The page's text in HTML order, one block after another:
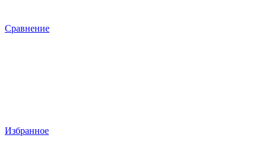
Сравнение
Избранное